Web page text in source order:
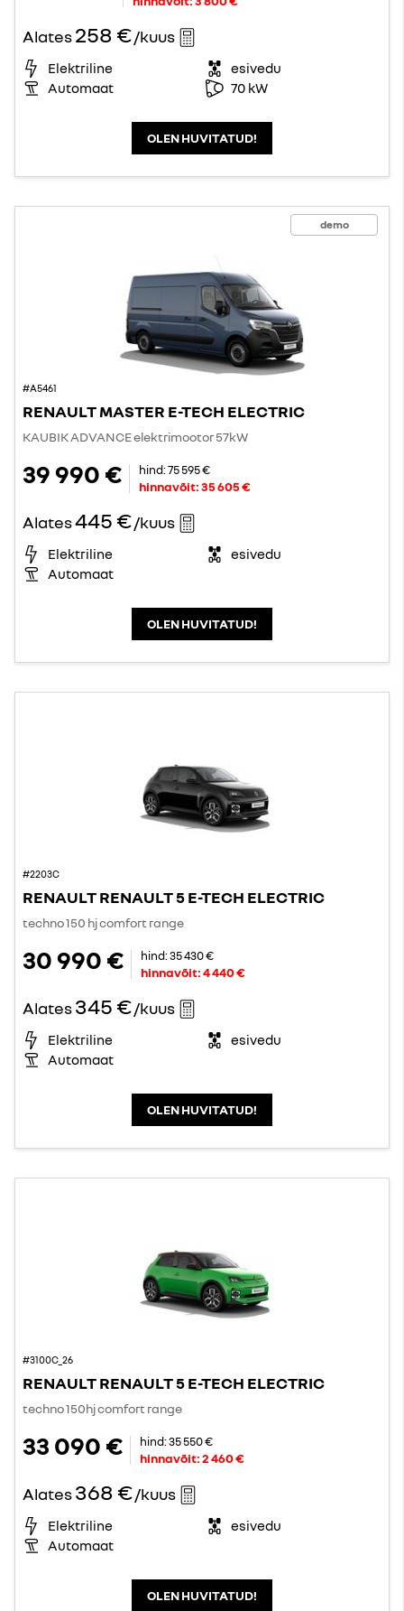
Alates258 €/kuus
Elektriline
esivedu
Automaat
70 kW
OLEN HUVITATUD!
demo
#A5461
RENAULT MASTER E-TECH ELECTRIC
KAUBIK ADVANCE elektrimootor 57kW
39 990 € hind:75 595 €
hinnavõit:35 605 €
Alates445 €/kuus
Elektriline
esivedu
Automaat
OLEN HUVITATUD!
#2203C
RENAULT RENAULT 5 E-TECH ELECTRIC
techno 150 hj comfort range
30 990 € hind:35 430 €
hinnavõit:4 440 €
Alates345 €/kuus
Elektriline
esivedu
Automaat
OLEN HUVITATUD!
#3100C_26
RENAULT RENAULT 5 E-TECH ELECTRIC
techno 150hj comfort range
33 090 € hind:35 550 €
hinnavõit:2 460 €
Alates368 €/kuus
Elektriline
esivedu
Automaat
OLEN HUVITATUD!